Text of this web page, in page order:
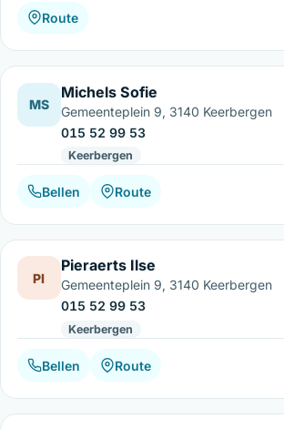
Route
MS
Michels Sofie
Gemeenteplein 9, 3140 Keerbergen
015 52 99 53
Keerbergen
Bellen Route
PI
Pieraerts Ilse
Gemeenteplein 9, 3140 Keerbergen
015 52 99 53
Keerbergen
Bellen Route